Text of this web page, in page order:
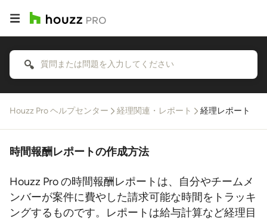
Houzz Pro ヘルプセンター 経理関連・レポート 経理レポート
時間報酬レポートの作成方法
Houzz Pro の時間報酬レポートは、自分やチームメ
ンバーが案件に費やした請求可能な時間をトラッキ
ングするものです。レポートは給与計算など経理目